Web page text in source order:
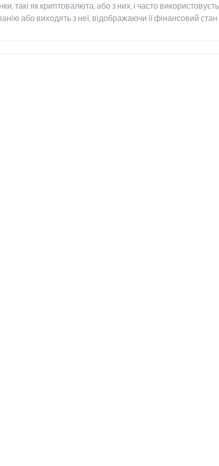
такі як криптовалюта, або з них, і часто
або виходять з неї, відображаючи її фінансовий стан і